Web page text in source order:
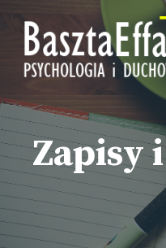
Przejdź
treści
Zapisy